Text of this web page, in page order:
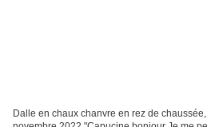
Dalle en chaux chanvre en rez de